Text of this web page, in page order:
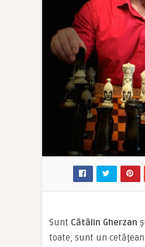
Sunt Cătălin Gherzan
toate, sunt un cetăţean